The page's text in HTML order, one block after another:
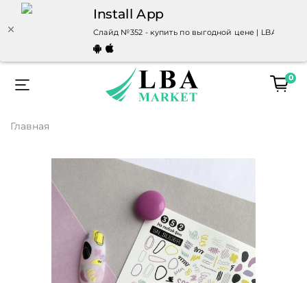
Install App
Слайд №352 - купить по выгодной цене |
0
Главная